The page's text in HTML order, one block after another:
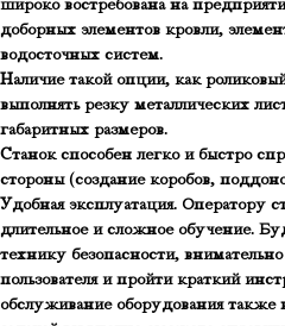
широко востребована на
доборных элементов кровли,
водосточных систем.
Наличие такой опции, как
выполнять резку металлических
габаритных размеров.
Станок способен легко и быстро
стороны (создание коробов,
Удобная эксплуатация. Оператору
длительное и сложное обучение.
технику безопасности,
пользователя и пройти краткий
обслуживание оборудования также